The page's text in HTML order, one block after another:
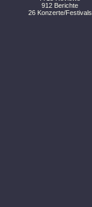
912 Berichte
26 Konzerte/Festivals